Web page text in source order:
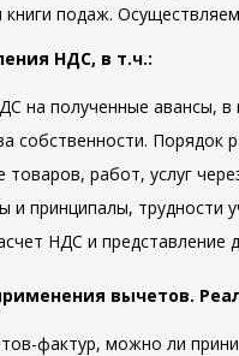
подаж.
НДС, в т.ч.:
на полученные авансы,
собственности. Порядок
товаров, работ, услуг
и принципалы, трудности
НДС и представление
вычетов.
фактур, можно ли